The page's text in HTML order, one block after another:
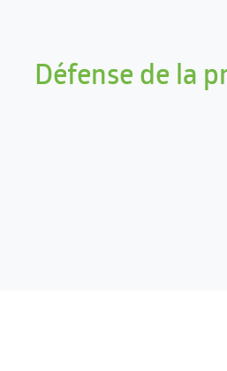
Défense de la